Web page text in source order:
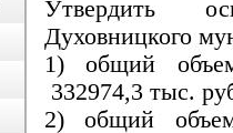
Утвердить
Духовницкого
1) общий
332974,3 тыс.
2) общий